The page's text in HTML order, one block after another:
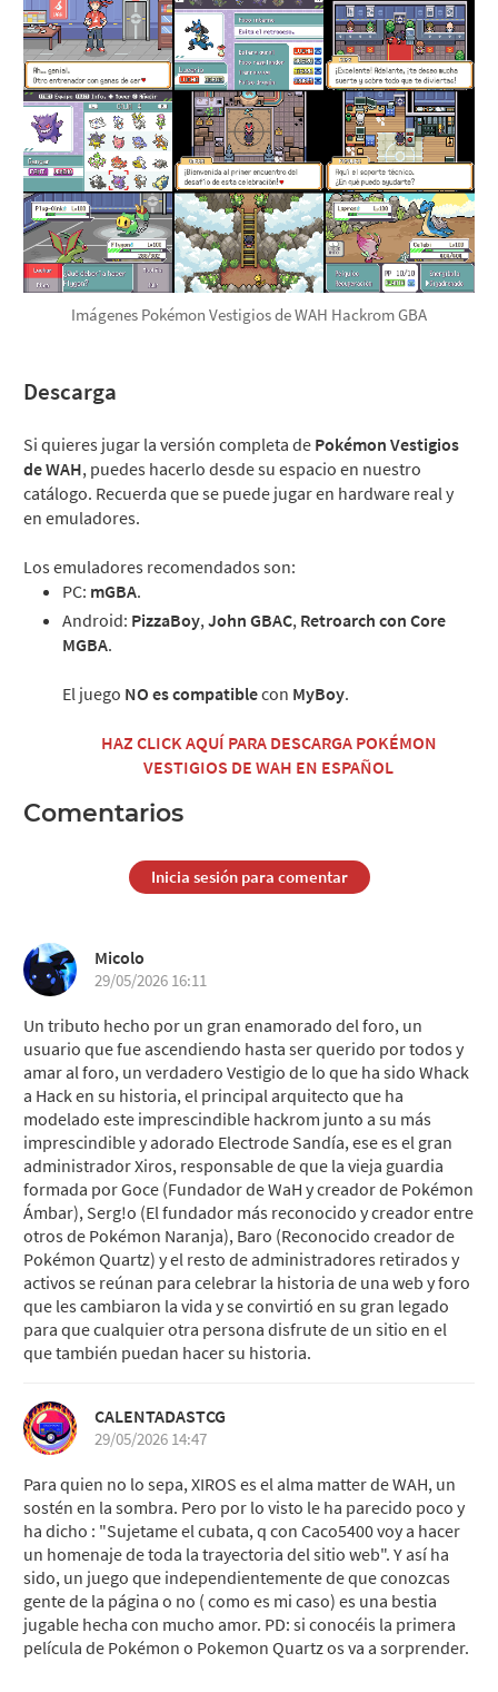
Imágenes Pokémon Vestigios de WAH Hackrom GBA
Descarga
Si quieres jugar la versión completa de Pokémon Vestigios
de WAH, puedes hacerlo desde su espacio en nuestro
catálogo. Recuerda que se puede jugar en hardware real y
en emuladores.
Los emuladores recomendados son:
PC: mGBA.
Android: PizzaBoy, John GBAC, Retroarch con Core
MGBA.
El juego NO es compatiblecon MyBoy.
HAZ CLICK AQUÍ PARA DESCARGA POKÉMON
VESTIGIOS DE WAH EN ESPAÑOL
Comentarios
Inicia sesión para comentar
Micolo
29/05/2026 16:11
Un tributo hecho por un gran enamorado del foro, un
usuario que fue ascendiendo hasta ser querido por todos y
amar al foro, un verdadero Vestigio de lo que ha sido Whack
a Hack en su historia, el principal arquitecto que ha
modelado este imprescindible hackrom junto a su más
imprescindible y adorado Electrode Sandía, ese es el gran
administrador Xiros, responsable de que la vieja guardia
formada por Goce (Fundador de WaH y creador de Pokémon
Ámbar), Serg!o (El fundador más reconocido y creador entre
otros de Pokémon Naranja), Baro (Reconocido creador de
Pokémon Quartz) y el resto de administradores retirados y
activos se reúnan para celebrar la historia de una web y foro
que les cambiaron la vida y se convirtió en su gran legado
para que cualquier otra persona disfrute de un sitio en el
que también puedan hacer su historia.
CALENTADASTCG
29/05/2026 14:47
Para quien no lo sepa, XIROS es el alma matter de WAH, un
sostén en la sombra. Pero por lo visto le ha parecido poco y
ha dicho : "Sujetame el cubata, q con Caco5400 voy a hacer
un homenaje de toda la trayectoria del sitio web". Y así ha
sido, un juego que independientemente de que conozcas
gente de la página o no ( como es mi caso) es una bestia
jugable hecha con mucho amor. PD: si conocéis la primera
película de Pokémon o Pokemon Quartz os va a sorprender.